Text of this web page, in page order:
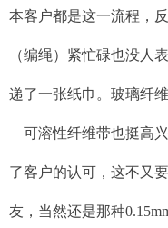
本客户都是这一流程，
（编绳）紧忙碌也没人
递了一张纸巾。玻璃纤
可溶性纤维带也挺高
了客户的认可，这不又
友，当然还是那种